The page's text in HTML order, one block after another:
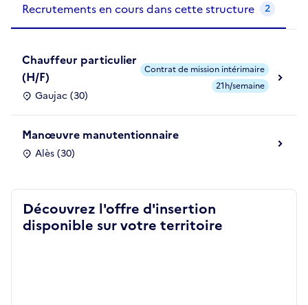
Recrutements en cours dans cette structure 2
Chauffeur particulier
(H/F)
Gaujac (30)
Contrat de mission intérimaire
21h/semaine
Manœuvre manutentionnaire
Alès (30)
Découvrez l'offre d'insertion
disponible sur votre territoire